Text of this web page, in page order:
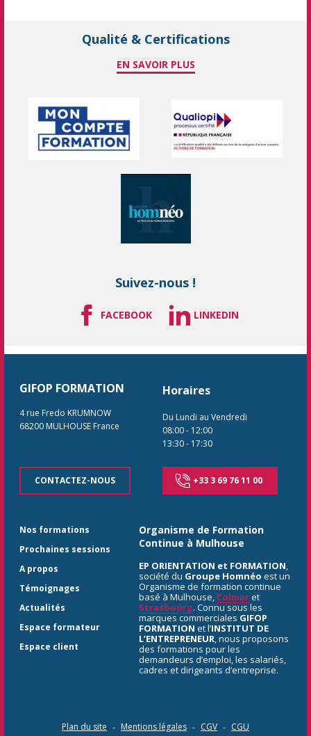
Qualité & Certifications
EN SAVOIR PLUS
Suivez-nous !
FACEBOOK LINKEDIN
GIFOP FORMATION
4 rue Fredo KRUMNOW
68200 MULHOUSE France
CONTACTEZ-NOUS
Horaires
Du Lundi au Vendredi
08:00- 12:00
13:30- 17:30
+33 3 69 76 11 00
Nos formations
Prochaines sessions
A propos
Témoignages
Actualités
Espace formateur
Espace client
Organisme de Formation
Continue à Mulhouse
EP ORIENTATION et FORMATION,
société du Groupe Homnéo est un
Organisme de formation continue
basé à Mulhouse, Colmaret
Strasbourg. Connu sous les
marques commerciales GIFOP
FORMATION et l’INSTITUT DE
L’ENTREPRENEUR, nous proposons
des formations pour les
demandeurs d’emploi, les salariés,
cadres et dirigeants d’entreprise.
Plan du site Mentions légales CGV
CGU